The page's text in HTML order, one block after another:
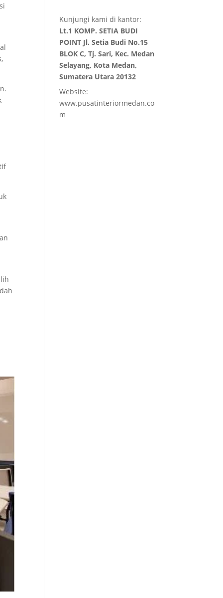
Kunjungi kami di kantor:
Lt.1 KOMP. SETIA BUDI
POINT Jl. Setia Budi No.15
BLOK C, Tj. Sari, Kec. Medan
Selayang, Kota Medan,
Sumatera Utara 20132
Website:
www.pusatinteriormedan.co
m